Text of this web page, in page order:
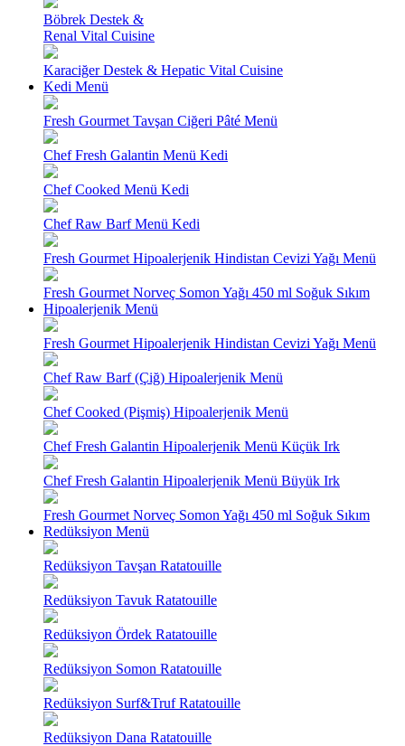
Böbrek Destek &
Renal Vital Cuisine
Karaciğer Destek & Hepatic Vital Cuisine
Kedi Menü
Fresh Gourmet Tavşan Ciğeri Pâté Menü
Chef Fresh Galantin Menü Kedi
Chef Cooked Menü Kedi
Chef Raw Barf Menü Kedi
Fresh Gourmet Hipoalerjenik Hindistan Cevizi Yağı Menü
Fresh Gourmet Norveç Somon Yağı 450 ml Soğuk Sıkım
Hipoalerjenik Menü
Fresh Gourmet Hipoalerjenik Hindistan Cevizi Yağı Menü
Chef Raw Barf (Çiğ) Hipoalerjenik Menü
Chef Cooked (Pişmiş) Hipoalerjenik Menü
Chef Fresh Galantin Hipoalerjenik Menü Küçük Irk
Chef Fresh Galantin Hipoalerjenik Menü Büyük Irk
Fresh Gourmet Norveç Somon Yağı 450 ml Soğuk Sıkım
Redüksiyon Menü
Redüksiyon Tavşan Ratatouille
Redüksiyon Tavuk Ratatouille
Redüksiyon Ördek Ratatouille
Redüksiyon Somon Ratatouille
Redüksiyon Surf&Truf Ratatouille
Redüksiyon Dana Ratatouille